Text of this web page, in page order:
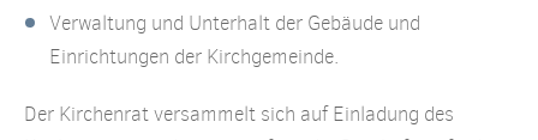
Verwaltung und Unterhalt der Gebäude und
Einrichtungen der Kirchgemeinde.
Der Kirchenrat versammelt sich auf Einladung des